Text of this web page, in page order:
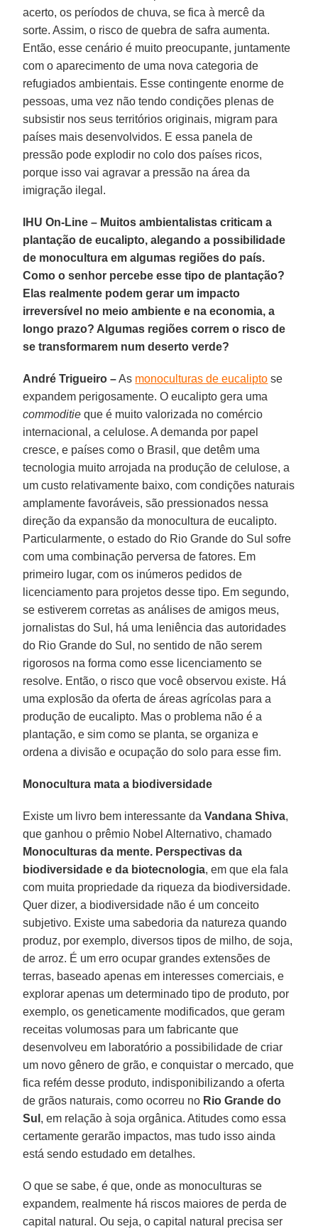
acerto, os períodos de chuva, se fica à mercê da
sorte. Assim, o risco de quebra de safra aumenta.
Então, esse cenário é muito preocupante, juntamente
com o aparecimento de uma nova categoria de
refugiados ambientais. Esse contingente enorme de
pessoas, uma vez não tendo condições plenas de
subsistir nos seus territórios originais, migram para
países mais desenvolvidos. E essa panela de
pressão pode explodir no colo dos países ricos,
porque isso vai agravar a pressão na área da
imigração ilegal.
IHU On-Line – Muitos ambientalistas criticam a
plantação de eucalipto, alegando a possibilidade
de monocultura em algumas regiões do país.
Como o senhor percebe esse tipo de plantação?
Elas realmente podem gerar um impacto
irreversível no meio ambiente e na economia, a
longo prazo? Algumas regiões correm o risco de
se transformarem num deserto verde?
André Trigueiro –As monoculturas de eucalipto se
expandem perigosamente. O eucalipto gera uma
commoditie que é muito valorizada no comércio
internacional, a celulose. A demanda por papel
cresce, e países como o Brasil, que detêm uma
tecnologia muito arrojada na produção de celulose, a
um custo relativamente baixo, com condições naturais
amplamente favoráveis, são pressionados nessa
direção da expansão da monocultura de eucalipto.
Particularmente, o estado do Rio Grande do Sul sofre
com uma combinação perversa de fatores. Em
primeiro lugar, com os inúmeros pedidos de
licenciamento para projetos desse tipo. Em segundo,
se estiverem corretas as análises de amigos meus,
jornalistas do Sul, há uma leniência das autoridades
do Rio Grande do Sul, no sentido de não serem
rigorosos na forma como esse licenciamento se
resolve. Então, o risco que você observou existe. Há
uma explosão da oferta de áreas agrícolas para a
produção de eucalipto. Mas o problema não é a
plantação, e sim como se planta, se organiza e
ordena a divisão e ocupação do solo para esse fim.
Monocultura mata a biodiversidade
Existe um livro bem interessante daVandana Shiva,
que ganhou o prêmio Nobel Alternativo, chamado
Monoculturas da mente. Perspectivas da
biodiversidade e da biotecnologia, em que ela fala
com muita propriedade da riqueza da biodiversidade.
Quer dizer, a biodiversidade não é um conceito
subjetivo. Existe uma sabedoria da natureza quando
produz, por exemplo, diversos tipos de milho, de soja,
de arroz. É um erro ocupar grandes extensões de
terras, baseado apenas em interesses comerciais, e
explorar apenas um determinado tipo de produto, por
exemplo, os geneticamente modificados, que geram
receitas volumosas para um fabricante que
desenvolveu em laboratório a possibilidade de criar
um novo gênero de grão, e conquistar o mercado, que
fica refém desse produto, indisponibilizando a oferta
de grãos naturais, como ocorreu no Rio Grande do
Sul , em relação à soja orgânica. Atitudes como essa
certamente gerarão impactos, mas tudo isso ainda
está sendo estudado em detalhes.
O que se sabe, é que, onde as monoculturas se
expandem, realmente há riscos maiores de perda de
capital natural. Ou seja, o capital natural precisa ser